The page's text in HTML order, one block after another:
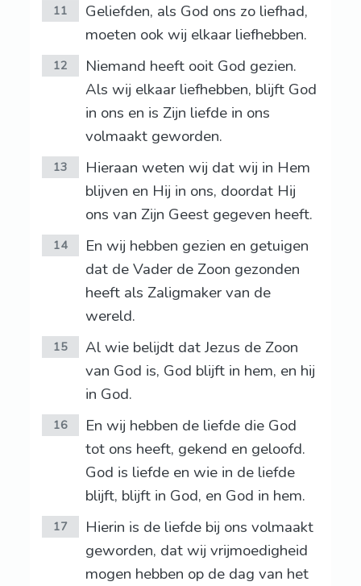
11
Geliefden, als God ons zo liefhad,
moeten ook wij elkaar liefhebben.
12
Niemand heeft ooit God gezien.
Als wij elkaar liefhebben, blijft God
in ons en is Zijn liefde in ons
volmaakt geworden.
13
Hieraan weten wij dat wij in Hem
blijven en Hij in ons, doordat Hij
ons van Zijn Geest gegeven heeft.
14
En wij hebben gezien en getuigen
dat de Vader de Zoon gezonden
heeft als Zaligmaker van de
wereld.
15
Al wie belijdt dat Jezus de Zoon
van God is, God blijft in hem, en hij
in God.
16
En wij hebben de liefde die God
tot ons heeft, gekend en geloofd.
God is liefde en wie in de liefde
blijft, blijft in God, en God in hem.
17
Hierin is de liefde bij ons volmaakt
geworden, dat wij vrijmoedigheid
mogen hebben op de dag van het